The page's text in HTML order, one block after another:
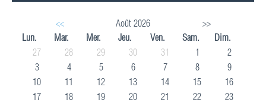
<< Août 2026
>>
Lun.
Mar. Mer. Jeu. Ven. Sam.
Dim.
27
28 29 30 31 1
2
3
4 5 6 7 8
9
10
11 12 13 14 15
16
17
18 19 20 21 22
23